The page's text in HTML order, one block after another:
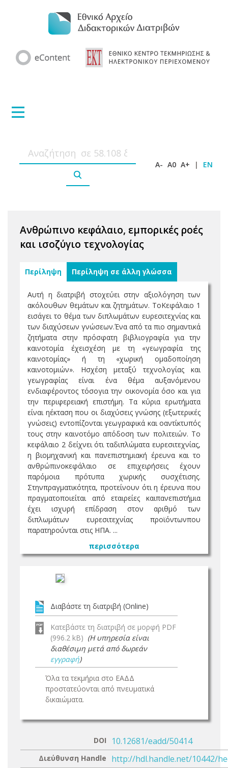
A- A0 A+ | EN
Ανθρώπινο κεφάλαιο, εμπορικές ροές
και ισοζύγιο τεχνολογίας
Περίληψη Περίληψη σε άλλη γλώσσα
Αυτή η διατριβή στοχεύει στην αξιολόγηση των
ακόλουθων θεμάτων και ζητημάτων. ΤοΚεφάλαιο 1
εισάγει το θέμα των διπλωμάτων ευρεσιτεχνίας και
των διαχύσεων γνώσεων.Ένα από τα πιο σημαντικά
ζητήματα στην πρόσφατη βιβλιογραφία για την
καινοτομία έχεισχέση με τη «γεωγραφία της
καινοτομίας» ή τη «χωρική ομαδοποίηση
καινοτομιών». Ησχέση μεταξύ τεχνολογίας και
γεωγραφίας είναι ένα θέμα αυξανόμενου
ενδιαφέροντος τόσογια την οικονομία όσο και για
την περιφερειακή επιστήμη. Τα κύρια ερωτήματα
είναι ηέκταση που οι διαχύσεις γνώσης (εξωτερικές
γνώσεις) εντοπίζονται γεωγραφικά και οαντίκτυπός
τους στην καινοτόμο απόδοση των πολιτειών. Το
κεφάλαιο 2 δείχνει ότι ταδιπλώματα ευρεσιτεχνίας,
η βιομηχανική και πανεπιστημιακή έρευνα και το
ανθρώπινοκεφάλαιο σε επιχειρήσεις έχουν
παρόμοια πρότυπα χωρικής συσχέτισης.
Στηνπραγματικότητα, προτείνουν ότι η έρευνα που
πραγματοποιείται από εταιρείες καιπανεπιστήμια
έχει ισχυρή επίδραση στον αριθμό των
διπλωμάτων ευρεσιτεχνίας προϊόντωνπου
παρατηρούνται στις ΗΠΑ. ...
περισσότερα
Διαβάστε τη διατριβή (Online)
Κατεβάστε τη διατριβή σε μορφή PDF
(996.2 kB) (Η υπηρεσία είναι
διαθέσιμη μετά από δωρεάν
εγγραφή)
Όλα τα τεκμήρια στο ΕΑΔΔ
προστατεύονται από πνευματικά
δικαιώματα.
DOI 10.12681/eadd/50414
Διεύθυνση Handle http://hdl.handle.net/10442/